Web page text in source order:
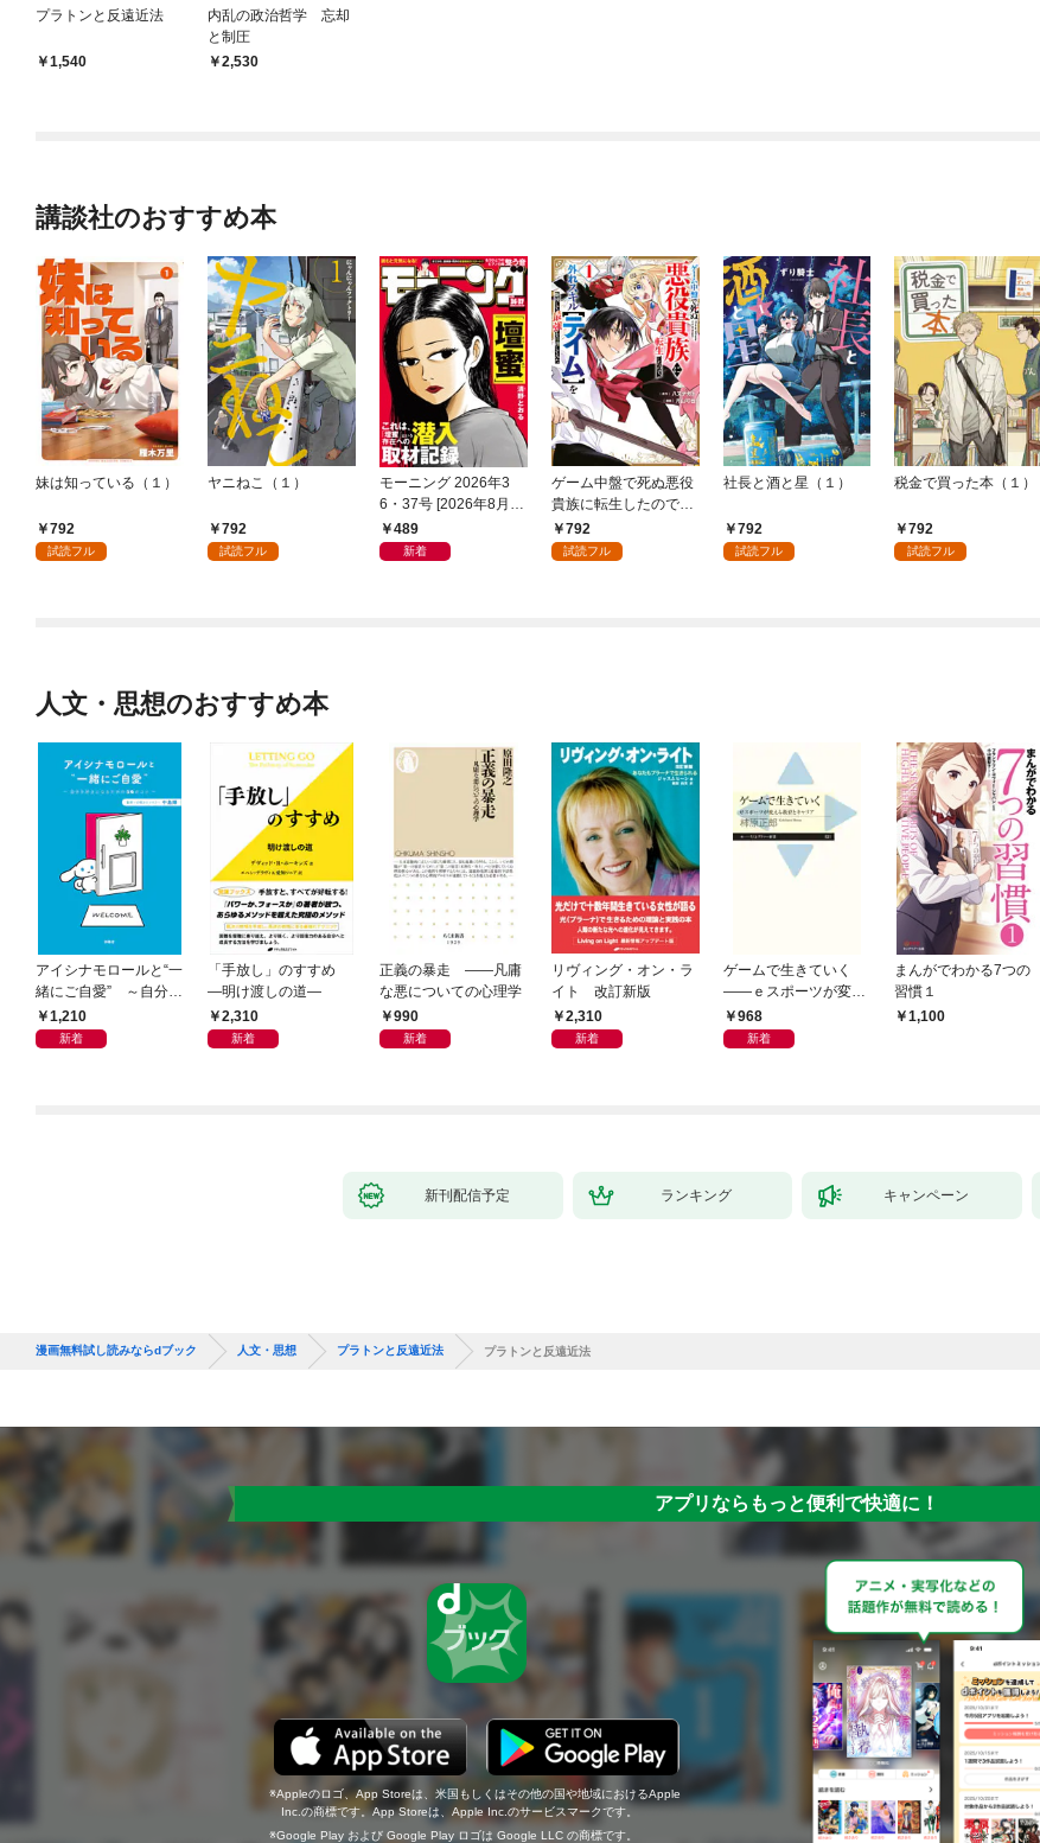
プラトンと反遠近法
1,540
内乱の政治哲学 忘却
と制圧
2,530
講談社のおすすめ本
妹は知っている（１）
792
試読フル
ヤニねこ（１）
792
試読フル
モーニング 2026年3
6・37号 [2026年8月6
日発売]
489
新着
ゲーム中盤で死ぬ悪役
貴族に転生したので、
外れスキル【テイム】
を駆使して最強を目指
792
試読フル
社長と酒と星（１）
792
試読フル
税金で買った本（１）
792
試読フル
人文・思想のおすすめ本
アイシナモロールと“一
緒にご自愛” ～自分を
好きになるための56の
コツ～
1,210
新着
「手放し」のすすめ
―明け渡しの道―
2,310
新着
正義の暴走 ――凡庸
な悪についての心理学
990
新着
リヴィング・オン・ラ
イト 改訂新版
2,310
新着
ゲームで生きていく
――ｅスポーツが変え
る教育とキャリア
968
新着
まんがでわかる7つの
習慣１
1,100
新刊配信予定 ランキング キャンペーン
漫画無料試し読みならdブック 人文・思想 プラトンと反遠近法 プラトンと反遠近法
アプリならもっと便利で快適に！
Appleのロゴ、App Storeは、米国もしくはその他の国や地域におけるApple
Inc.の商標です。App Storeは、Apple Inc.のサービスマークです。
Google Play および Google Play ロゴは Google LLC の商標です。